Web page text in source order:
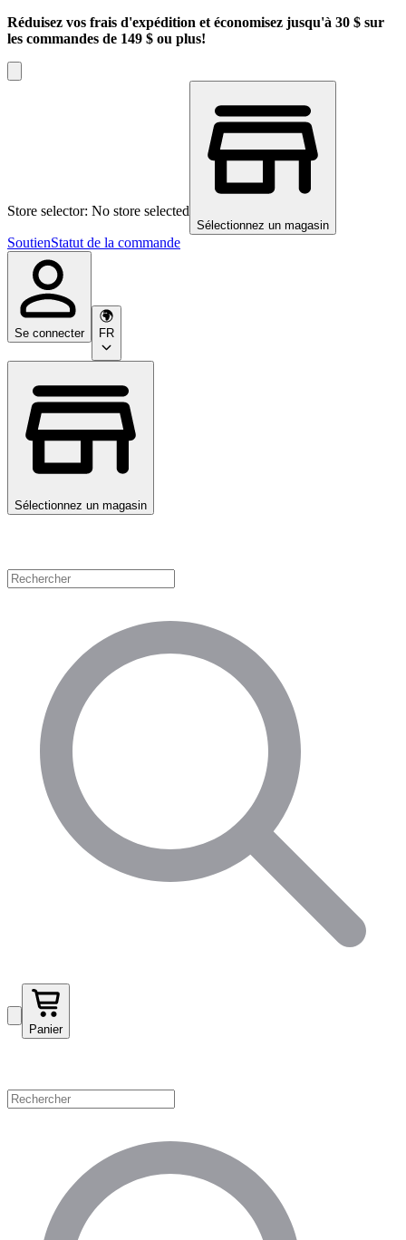
Réduisez vos frais d'expédition et économisez jusqu'à 30 $ sur
les commandes de 149 $ ou plus!
Store selector: No store selected
Sélectionnez un magasin
SoutienStatut de la commande
Se connecter FR
Sélectionnez un magasin
Panier